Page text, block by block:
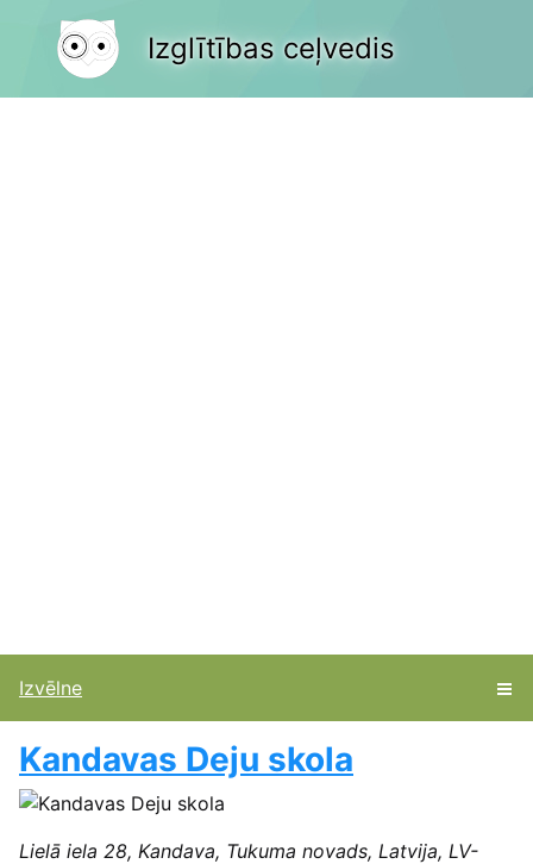
Izglītības ceļvedis
Izvēlne
Kandavas Deju skola
Lielā iela 28, Kandava, Tukuma novads, Latvija, LV-